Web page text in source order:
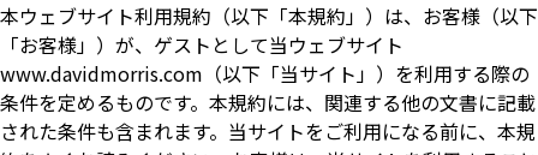
本ウェブサイト利用規約（以下「本規約」）は、お客様（以下
「お客様」）が、ゲストとして当ウェブサイト
www.davidmorris.com（以下「当サイト」）を利用する際の
条件を定めるものです。本規約には、関連する他の文書に記載
された条件も含まれます。当サイトをご利用になる前に、本規